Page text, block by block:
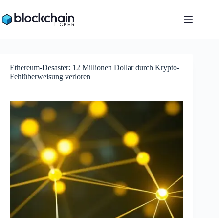
Inhalt
springen
Ethereum-Desaster: 12 Millionen Dollar durch Krypto-
Fehlüberweisung verloren